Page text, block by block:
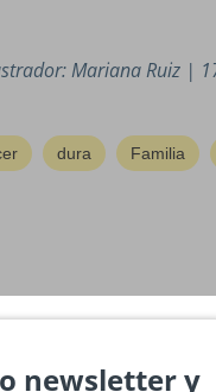
Mariana Ruiz |
dura Familia
newsletter y